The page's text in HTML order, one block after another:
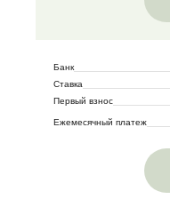
Банк
Ставка
Первый взнос
Ежемесячный платеж